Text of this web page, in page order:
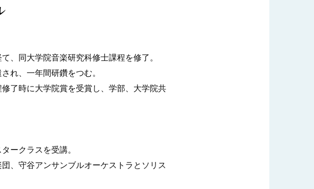
、同大学院音楽研究科修士課程を修了。
れ、一年間研鑽をつむ。
了時に大学院賞を受賞し、学部、大学院共
ークラスを受講。
、守谷アンサンブルオーケストラとソリス